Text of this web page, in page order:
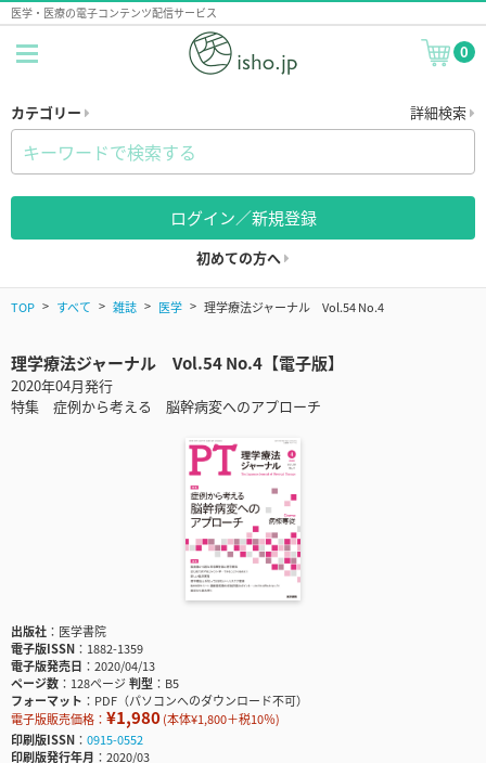
医学・医療の電子コンテンツ配信サービス
0
カテゴリー 詳細検索
ログイン／新規登録
初めての方へ
TOP すべて 雑誌 医学 理学療法ジャーナル Vol.54 No.4
理学療法ジャーナル Vol.54 No.4【電子版】
2020年04月発行
特集 症例から考える 脳幹病変へのアプローチ
出版社
医学書院
電子版ISSN
1882-1359
電子版発売日
2020/04/13
ページ数
128ページ判型
B5
フォーマット
PDF（パソコンへのダウンロード不可）
電子版販売価格： ¥1,980(本体¥1,800＋税10％)
印刷版ISSN
0915-0552
印刷版発行年月
2020/03